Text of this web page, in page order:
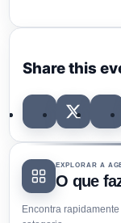
Share this
EXPLORAR A
O que
Encontra